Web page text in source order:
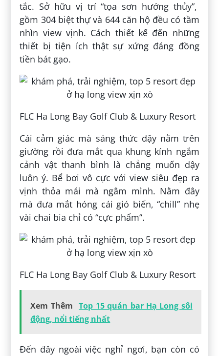
tắc. Sở hữu vị trí “tọa sơn hướng thủy”,
gồm 304 biệt thự và 644 căn hộ đều có tầm
nhìn view vịnh. Cách thiết kế đến những
thiết bị tiện ích thật sự xứng đáng đồng
tiền bát gạo.
FLC Ha Long Bay Golf Club & Luxury Resort
Cái cảm giác mà sáng thức dậy nằm trên
giường rồi đưa mắt qua khung kính ngắm
cảnh vật thanh bình là chẳng muốn dậy
luôn ý. Bể bơi vô cực với view siêu đẹp ra
vịnh thỏa mái mà ngâm mình. Nằm đây
mà đưa mắt hóng cái gió biển, “chill” nhẹ
vài chai bia chỉ có “cực phẩm”.
FLC Ha Long Bay Golf Club & Luxury Resort
Xem Thêm
Top 15 quán bar Hạ Long sôi
động, nổi tiếng nhất
Đến đây ngoài việc nghỉ ngơi, bạn còn có